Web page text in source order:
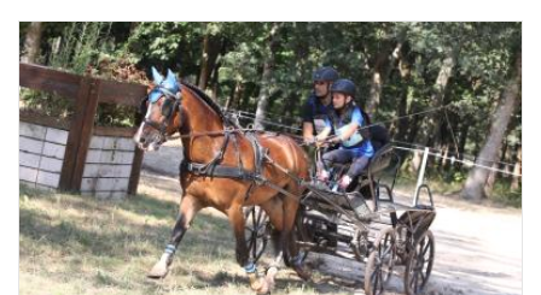
bases du 1er sport olympique à travers des activités
ludiques et collectives.
En rejoignant un club, vous trouverez un groupe
pour vous motiver et des coachs pour vous
accompagner.